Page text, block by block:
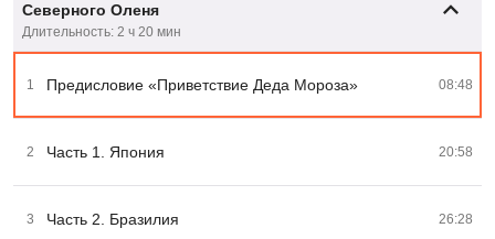
Северного Оленя
Длительность: 2 ч 20 мин
1 Предисловие «Приветствие Деда Мороза» 08:48
2 Часть 1. Япония 20:58
3 Часть 2. Бразилия 26:28